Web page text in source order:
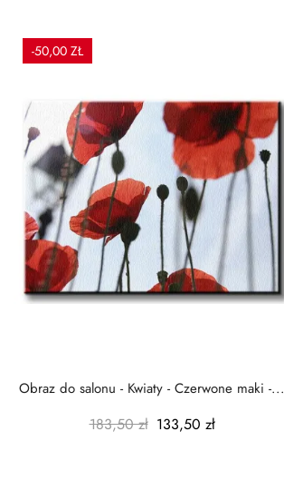
-50,00 ZŁ
Obraz do salonu - Kwiaty - Czerwone maki -...
183,50 zł 133,50 zł